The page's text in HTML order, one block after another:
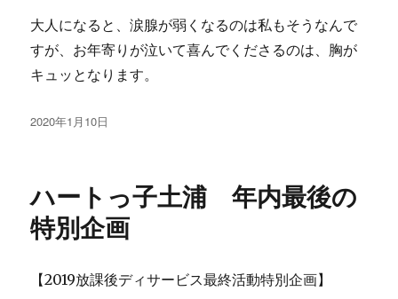
大人になると、涙腺が弱くなるのは私もそうなんで
すが、お年寄りが泣いて喜んでくださるのは、胸が
キュッとなります。
投
2020年1月10日
ハートっ子土浦 年内最後の
特別企画
【2019放課後ディサービス最終活動特別企画】